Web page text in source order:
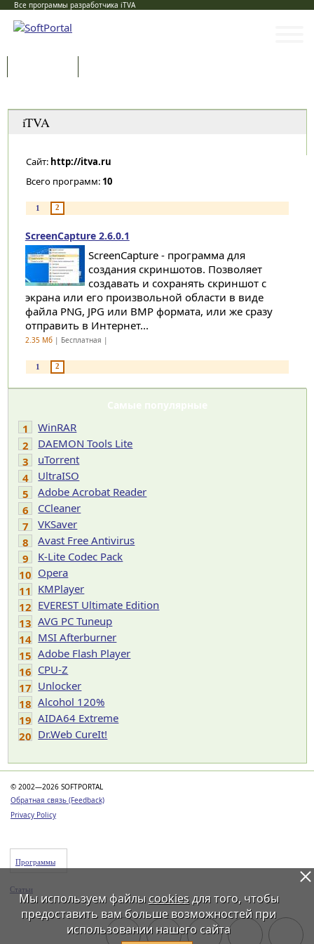
Все программы разработчика iTVA
iTVA
Сайт: http://itva.ru
Всего программ: 10
1 2
ScreenCapture 2.6.0.1
ScreenCapture - программа для
создания скриншотов. Позволяет
создавать и сохранять скриншот с
экрана или его произвольной области в виде
файла PNG, JPG или BMP формата, или же сразу
отправить в Интернет...
2.35 Мб| Бесплатная |
1 2
Самые популярные
1
WinRAR
2
DAEMON Tools Lite
3
uTorrent
4
UltraISO
5
Adobe Acrobat Reader
6
CCleaner
7
VKSaver
8
Avast Free Antivirus
9
K-Lite Codec Pack
10 Opera
11 KMPlayer
12 EVEREST Ultimate Edition
13 AVG PC Tuneup
14 MSI Afterburner
15 Adobe Flash Player
16 CPU-Z
17 Unlocker
18 Alcohol 120%
19 AIDA64 Extreme
20 Dr.Web CureIt!
© 2002—2026 SOFTPORTAL
Обратная связь (Feedback)
Privacy Policy
Программы
Статьи
Мы используем файлы cookiesдля того, чтобы
предоставить вам больше возможностей при
использовании нашего сайта